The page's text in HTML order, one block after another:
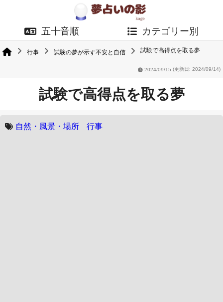
五十音順 カテゴリー別
行事 試験の夢が示す不安と自信 試験で高得点を取る夢
2024/09/15 (更新日: 2024/09/14)
試験で高得点を取る夢
自然・風景・場所 行事